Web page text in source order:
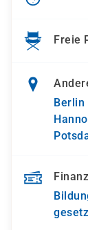
Freie
Berlin
gesetz